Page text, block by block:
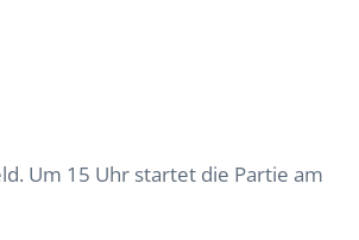
Um 15 Uhr startet die Partie am